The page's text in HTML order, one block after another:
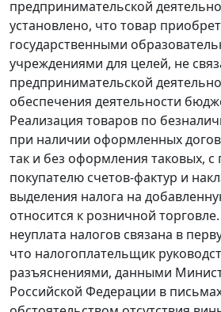
предпринимательской
установлено, что товар
государственными
учреждениями для целей, не
предпринимательской
обеспечения деятельности
Реализация товаров по
при наличии оформленных
так и без оформления таковых,
покупателю счетов-фактур и
выделения налога на
относится к розничной
неуплата налогов связана в
что налогоплательщик
разъяснениями, данными
Российской Федерации в